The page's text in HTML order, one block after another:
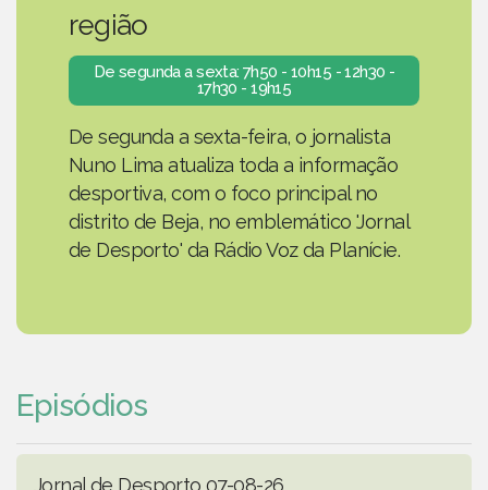
região
De segunda a sexta: 7h50 - 10h15 - 12h30 -
17h30 - 19h15
De segunda a sexta-feira, o jornalista
Nuno Lima atualiza toda a informação
desportiva, com o foco principal no
distrito de Beja, no emblemático 'Jornal
de Desporto' da Rádio Voz da Planície.
Episódios